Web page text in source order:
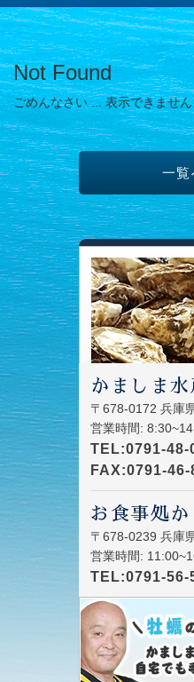
Not Found
ごめんなさい ... 表示できませ
一覧
かましま水
〒678-0172 兵庫
営業時間:
TEL:0791-48-
FAX:0791-46-
お食事処か
〒678-0239 兵庫
営業時間:
TEL:0791-56-